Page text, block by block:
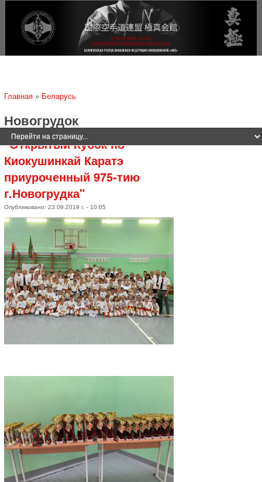
Jump to navigation
Вы здесь
Главная » Беларусь
Новогрудок
"Открытый Кубок по
Киокушинкай Каратэ
приуроченный 975-тию
г.Новогрудка"
Опубликовано: 23.09.2019 г. - 10:05